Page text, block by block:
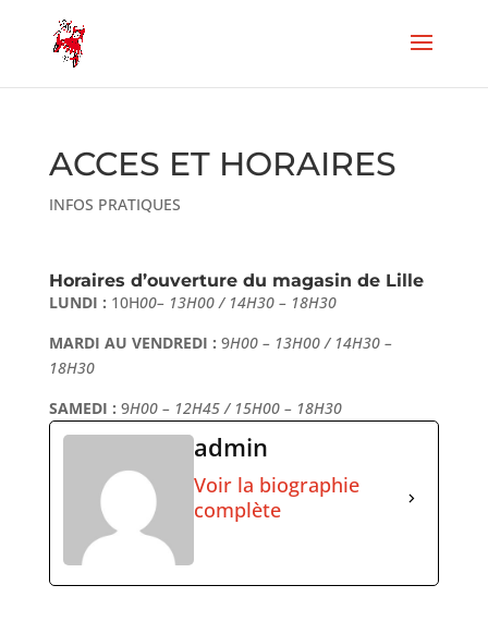
ACCES ET HORAIRES
INFOS PRATIQUES
Horaires d’ouverture du magasin de Lille
LUNDI : 10H00– 13H00 / 14H30 – 18H30
MARDI AU VENDREDI : 9H00 – 13H00 / 14H30 –
18H30
SAMEDI : 9H00 – 12H45 / 15H00 – 18H30
admin
Voir la biographie
complète